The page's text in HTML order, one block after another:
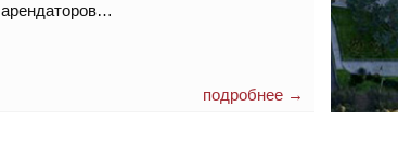
арендаторов…
подробнее →